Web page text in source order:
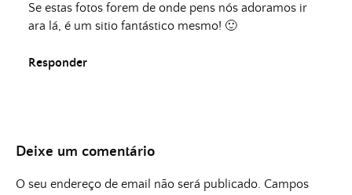
Se estas fotos forem de onde pens nós adoramos ir
ara lá, é um sitio fantástico mesmo! 🙂
Responder
Deixe um comentário
O seu endereço de email não será publicado. Campos